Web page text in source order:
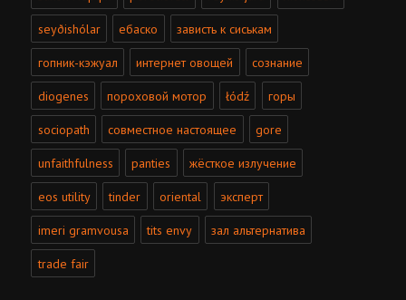
seyðishólar ебаско зависть к сиськам
гопник-кэжуал интернет овощей сознание
diogenes пороховой мотор łódź горы
sociopath совместное настоящее gore
unfaithfulness panties жёсткое излучение
eos utility tinder oriental эксперт
imeri gramvousa tits envy зал альтернатива
trade fair